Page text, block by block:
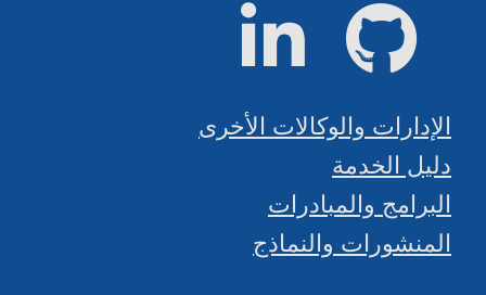
جيت هاب لينكد إن
الإدارات والوكالات الأخرى
دليل الخدمة
البرامج والمبادرات
المنشورات والنماذج